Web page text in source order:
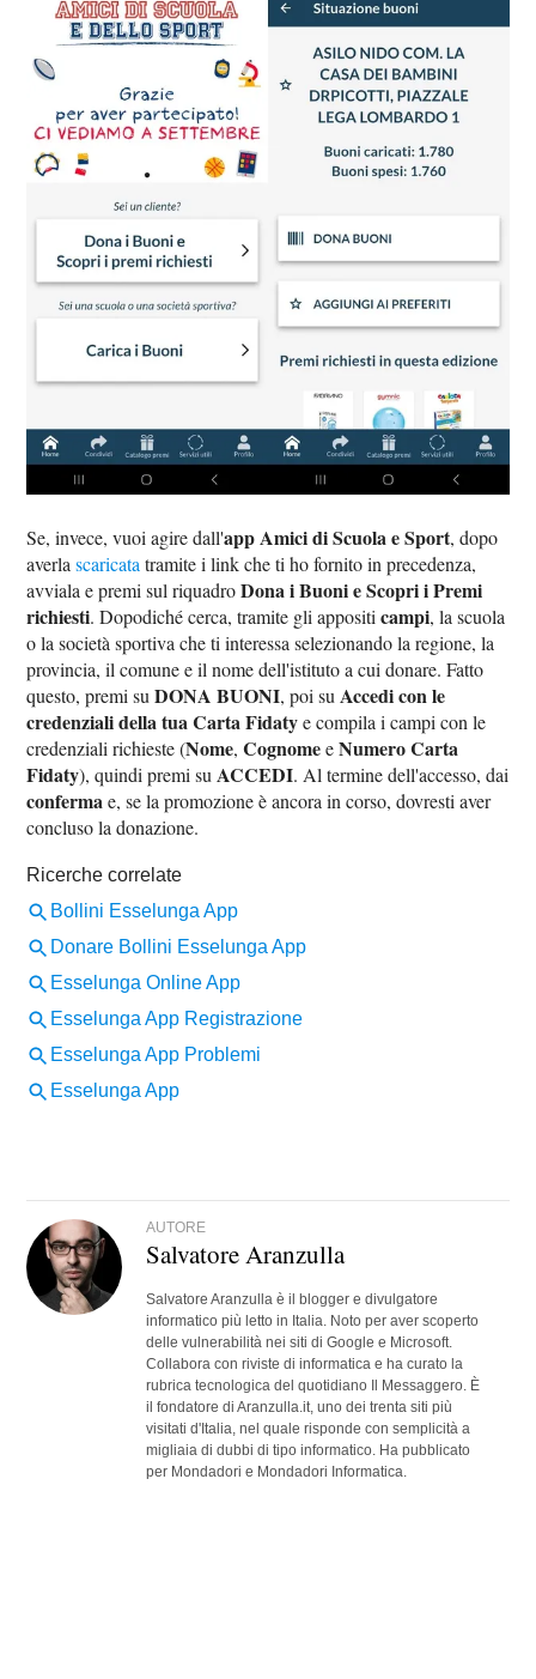
Se, invece, vuoi agire dall'app Amici di Scuola e Sport, dopo
averlascaricata tramite i link che ti ho fornito in precedenza,
avviala e premi sul riquadroDona i Buoni e Scopri i Premi
richiesti. Dopodiché cerca, tramite gli appositicampi, la scuola
o la società sportiva che ti interessa selezionando la regione, la
provincia, il comune e il nome dell'istituto a cui donare. Fatto
questo, premi suDONA BUONI, poi su Accedi con le
credenziali della tua Carta Fidatye compila i campi con le
credenziali richieste (Nome,CognomeeNumero Carta
Fidaty), quindi premi su ACCEDI. Al termine dell'accesso, dai
conferma e, se la promozione è ancora in corso, dovresti aver
concluso la donazione.
AUTORE
Salvatore Aranzulla
Salvatore Aranzulla è il blogger e divulgatore
informatico più letto in Italia. Noto per aver scoperto
delle vulnerabilità nei siti di Google e Microsoft.
Collabora con riviste di informatica e ha curato la
rubrica tecnologica del quotidiano Il Messaggero. È
il fondatore di Aranzulla.it, uno dei trenta siti più
visitati d'Italia, nel quale risponde con semplicità a
migliaia di dubbi di tipo informatico. Ha pubblicato
per Mondadori e Mondadori Informatica.